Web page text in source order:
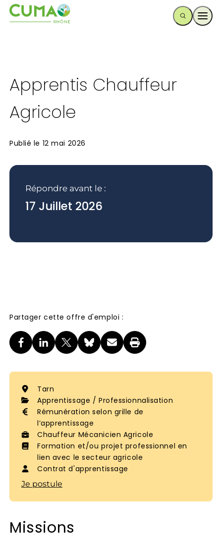
Apprentis Chauffeur
Agricole
Publié le 12 mai 2026
Répondre avant le :
17 Juillet 2026
Partager cette offre d'emploi :
Tarn
Apprentissage / Professionnalisation
Rémunération selon grille de
l’apprentissage
Chauffeur Mécanicien Agricole
Formation et/ou projet professionnel en
lien avec le secteur agricole
Contrat d'apprentissage
Je postule
Missions